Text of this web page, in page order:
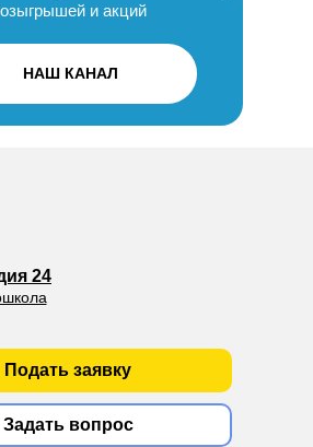
НАШ КАНАЛ
и акций
24
Подать заявку
Задать вопрос